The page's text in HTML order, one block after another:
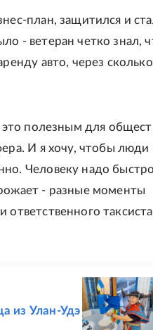
план, защитился и
- ветеран четко знал,
авто, через сколько
полезным для
И я хочу, чтобы люди
Человеку надо быстро
- разные моменты
из Улан-Удэ